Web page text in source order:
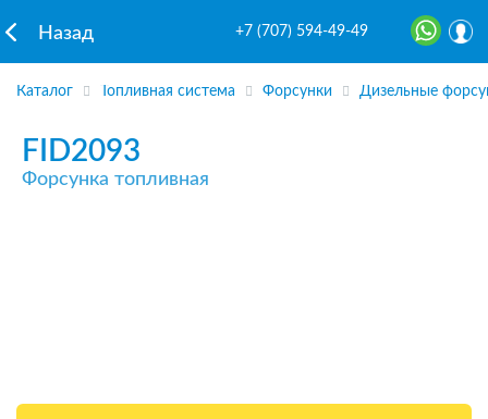
Назад +7 (707) 594-49-49
Каталог Топливная система Форсунки Дизельные
FID2093
Форсунка топливная